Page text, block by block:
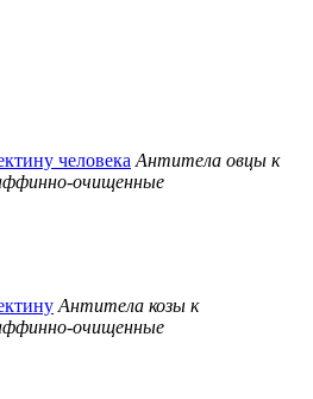
человека Антитела овцы к
очищенные
Антитела козы к
очищенные